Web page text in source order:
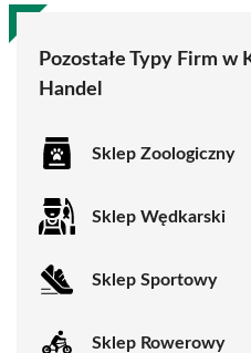
Pozostałe Typy Firm w
Handel
Sklep Zoologiczny
Sklep Wędkarski
Sklep Sportowy
Sklep Rowerowy